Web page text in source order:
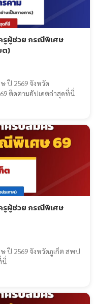
รูผู้ช่วย กรณีพิเศษ
ต)
ปี 2569 จังหวัด
ติดตามอัปเดตล่าสุดที่นี่
รูผู้ช่วย กรณีพิเศษ
ปี 2569 จังหวัดภูเก็ต สพป
นี่